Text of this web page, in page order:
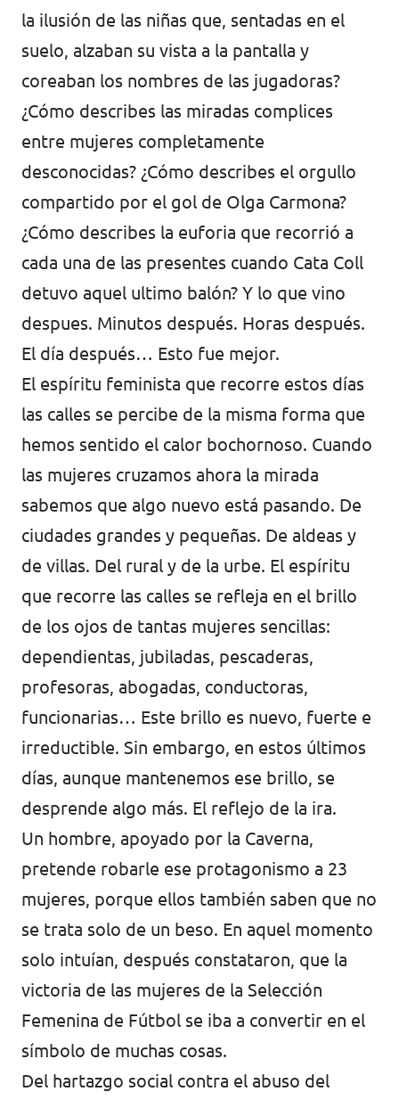
Volt Lituania [facebook]
Volt Luxemburgo
Volt Malta
Volt Noruega [facebook]
Volt Países Bajos
Volt Polonia
Volt Portugal
Volt Reino Unido
Volt Rumanía
Volt Suecia
Volt Suiza
la ilusión de las niñas que, sentadas en el
suelo, alzaban su vista a la pantalla y
coreaban los nombres de las jugadoras?
¿Cómo describes las miradas complices
entre mujeres completamente
desconocidas? ¿Cómo describes el orgullo
compartido por el gol de Olga Carmona?
¿Cómo describes la euforia que recorrió a
cada una de las presentes cuando Cata Coll
detuvo aquel ultimo balón? Y lo que vino
despues. Minutos después. Horas después.
El día después… Esto fue mejor.
El espíritu feminista que recorre estos días
las calles se percibe de la misma forma que
hemos sentido el calor bochornoso. Cuando
las mujeres cruzamos ahora la mirada
sabemos que algo nuevo está pasando. De
ciudades grandes y pequeñas. De aldeas y
de villas. Del rural y de la urbe. El espíritu
que recorre las calles se refleja en el brillo
de los ojos de tantas mujeres sencillas:
dependientas, jubiladas, pescaderas,
profesoras, abogadas, conductoras,
funcionarias… Este brillo es nuevo, fuerte e
irreductible. Sin embargo, en estos últimos
días, aunque mantenemos ese brillo, se
desprende algo más. El reflejo de la ira.
Un hombre, apoyado por la Caverna,
pretende robarle ese protagonismo a 23
mujeres, porque ellos también saben que no
se trata solo de un beso. En aquel momento
solo intuían, después constataron, que la
victoria de las mujeres de la Selección
Femenina de Fútbol se iba a convertir en el
símbolo de muchas cosas.
Del hartazgo social contra el abuso del